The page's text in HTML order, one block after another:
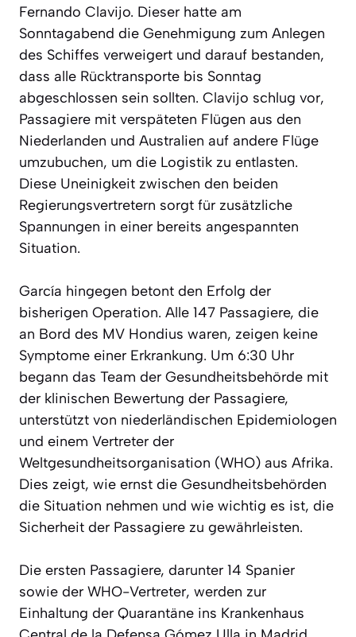
Fernando Clavijo. Dieser hatte am
Sonntagabend die Genehmigung zum Anlegen
des Schiffes verweigert und darauf bestanden,
dass alle Rücktransporte bis Sonntag
abgeschlossen sein sollten. Clavijo schlug vor,
Passagiere mit verspäteten Flügen aus den
Niederlanden und Australien auf andere Flüge
umzubuchen, um die Logistik zu entlasten.
Diese Uneinigkeit zwischen den beiden
Regierungsvertretern sorgt für zusätzliche
Spannungen in einer bereits angespannten
Situation.
García hingegen betont den Erfolg der
bisherigen Operation. Alle 147 Passagiere, die
an Bord des MV Hondius waren, zeigen keine
Symptome einer Erkrankung. Um 6:30 Uhr
begann das Team der Gesundheitsbehörde mit
der klinischen Bewertung der Passagiere,
unterstützt von niederländischen Epidemiologen
und einem Vertreter der
Weltgesundheitsorganisation (WHO) aus Afrika.
Dies zeigt, wie ernst die Gesundheitsbehörden
die Situation nehmen und wie wichtig es ist, die
Sicherheit der Passagiere zu gewährleisten.
Die ersten Passagiere, darunter 14 Spanier
sowie der WHO-Vertreter, werden zur
Einhaltung der Quarantäne ins Krankenhaus